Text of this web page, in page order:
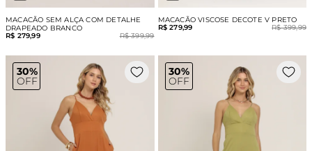
MACACÃO SEM ALÇA COM DETALHE
DRAPEADO BRANCO
R$ 279,99
R$ 399,99
MACACÃO VISCOSE DECOTE V PRETO
R$ 279,99
R$ 399,99
30%
OFF
30%
OFF